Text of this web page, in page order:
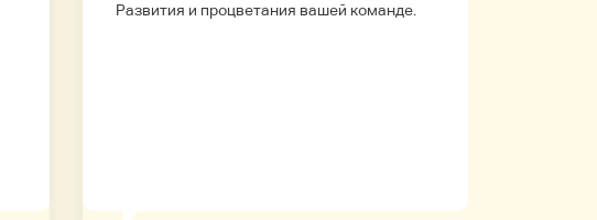
Развития и процветания вашей команде.